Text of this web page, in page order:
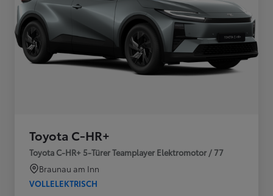
Toyota C-HR+
Toyota C-HR+ 5-Türer Teamplayer Elektromotor / 77
Braunau am Inn
VOLLELEKTRISCH